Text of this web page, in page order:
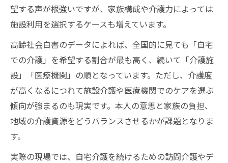
望する声が根強いですが、家族構成や介護力によっては
施設利用を選択するケースも増えています。
高齢社会白書のデータによれば、全国的に見ても「自宅
での介護」を希望する割合が最も高く、続いて「介護施
設」「医療機関」の順となっています。ただし、介護度
が高くなるにつれて施設介護や医療機関でのケアを選ぶ
傾向が強まるのも現実です。本人の意思と家族の負担、
地域の介護資源をどうバランスさせるかが課題となりま
す。
実際の現場では、自宅介護を続けるための訪問介護やデ